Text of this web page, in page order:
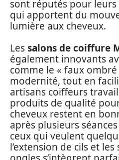
sont réputés pour
qui apportent du
lumière aux cheveux.
Lessalons de coiffure
également innovants
comme le « faux
modernité, tout en
artisans coiffeurs
produits de qualité
cheveux restent en
après plusieurs
ceux qui veulent
l’extension de cils et